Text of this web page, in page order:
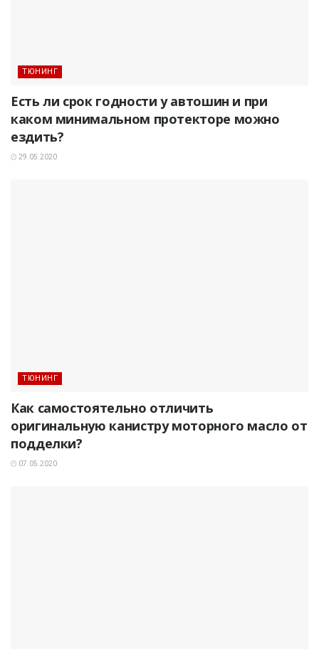
ТЮНИНГ
Есть ли срок годности у автошин и при
каком минимальном протекторе можно
ездить?
29.05.2020
ТЮНИНГ
Как самостоятельно отличить
оригинальную канистру моторного масло от
подделки?
07.05.2020